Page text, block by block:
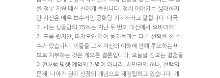
을 정부 지원 대신 신에게 돌립니다. 정치 이야기는 싫어하지
만 자신은 매우 보수적인 공화당 지지자라고 말합니다. 미국
에 사는 싱글맘의 75%는 지난 두 번의 대선에서 오바마에
게 표를 줬지만, 마지오와 같이 동지들과는 다른 선택을 한 소
수가 있습니다. 이들을 그저 자신의 이해에 반해 투표하는 바
보로 치부하는 것은 게으른 결론입니다. 오늘날 진보는 결혼을
예전처럼 평생 계약의 개념이 아니라, 시민권의 하나, 선택의
문제, 나아가 권리 신장의 개념으로 재정립하고 있습니다. 개